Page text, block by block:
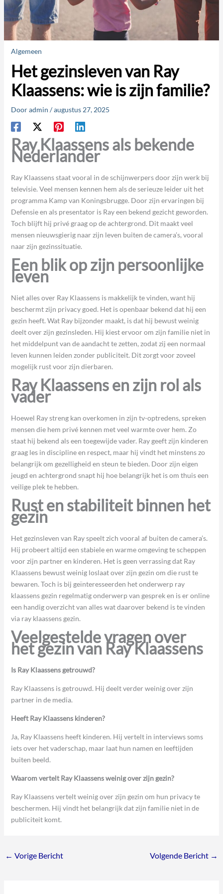
Algemeen
Het gezinsleven van Ray
Klaassens: wie is zijn familie?
Dooradmin /augustus 27, 2025
Ray Klaassens als bekende
Nederlander
Ray Klaassens staat vooral in de schijnwerpers door zijn werk bij
televisie. Veel mensen kennen hem als de serieuze leider uit het
programma Kamp van Koningsbrugge. Door zijn ervaringen bij
Defensie en als presentator is Ray een bekend gezicht geworden.
Toch blijft hij privé graag op de achtergrond. Dit maakt veel
mensen nieuwsgierig naar zijn leven buiten de camera’s, vooral
naar zijn gezinssituatie.
Een blik op zijn persoonlijke
leven
Niet alles over Ray Klaassens is makkelijk te vinden, want hij
beschermt zijn privacy goed. Het is openbaar bekend dat hij een
gezin heeft. Wat Ray bijzonder maakt, is dat hij bewust weinig
deelt over zijn gezinsleden. Hij kiest ervoor om zijn familie niet in
het middelpunt van de aandacht te zetten, zodat zij een normaal
leven kunnen leiden zonder publiciteit. Dit zorgt voor zoveel
mogelijk rust voor zijn dierbaren.
Ray Klaassens en zijn rol als
vader
Hoewel Ray streng kan overkomen in zijn tv-optredens, spreken
mensen die hem privé kennen met veel warmte over hem. Zo
staat hij bekend als een toegewijde vader. Ray geeft zijn kinderen
graag les in discipline en respect, maar hij vindt het minstens zo
belangrijk om gezelligheid en steun te bieden. Door zijn eigen
jeugd en achtergrond snapt hij hoe belangrijk het is om thuis een
veilige plek te hebben.
Rust en stabiliteit binnen het
gezin
Het gezinsleven van Ray speelt zich vooral af buiten de camera’s.
Hij probeert altijd een stabiele en warme omgeving te scheppen
voor zijn partner en kinderen. Het is geen verrassing dat Ray
Klaassens bewust weinig loslaat over zijn gezin om die rust te
bewaren. Toch is bij geïnteresseerden het onderwerp ray
klaassens gezin regelmatig onderwerp van gesprek en is er online
een handig overzicht van alles wat daarover bekend is te vinden
via ray klaassens gezin.
Veelgestelde vragen over
het gezin van Ray Klaassens
Is Ray Klaassens getrouwd?
Ray Klaassens is getrouwd. Hij deelt verder weinig over zijn
partner in de media.
Heeft Ray Klaassens kinderen?
Ja, Ray Klaassens heeft kinderen. Hij vertelt in interviews soms
iets over het vaderschap, maar laat hun namen en leeftijden
buiten beeld.
Waarom vertelt Ray Klaassens weinig over zijn gezin?
Ray Klaassens vertelt weinig over zijn gezin om hun privacy te
beschermen. Hij vindt het belangrijk dat zijn familie niet in de
publiciteit komt.
← Vorige Bericht Volgende Bericht →